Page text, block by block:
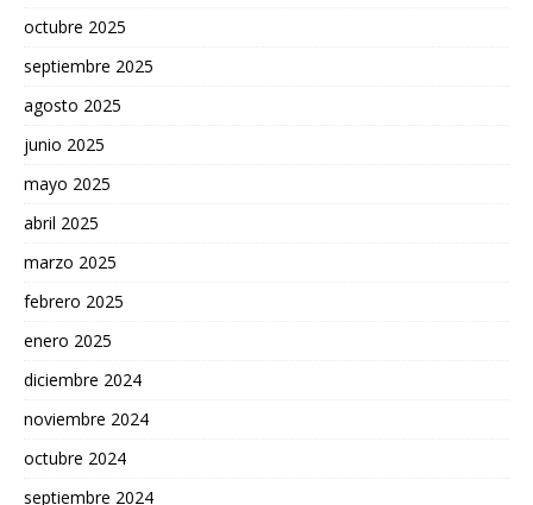
octubre 2025
septiembre 2025
agosto 2025
junio 2025
mayo 2025
abril 2025
marzo 2025
febrero 2025
enero 2025
diciembre 2024
noviembre 2024
octubre 2024
septiembre 2024